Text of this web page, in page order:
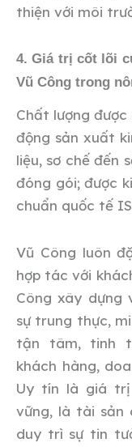
thiện với môi
4. Giá trị cốt lõi
Vũ Công trong
Chất lượng
động sản xuất
liệu, sơ chế đến
đóng gói; được
chuẩn quốc tế
Vũ Công luôn
hợp tác với
Công xây dựng
sự trung thực,
tận tâm, tinh
khách hàng,
Uy tín là giá
vững, là tài sản
duy trì sự tin